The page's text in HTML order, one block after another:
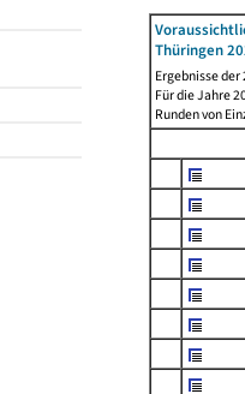
Thüringen
Ergebnisse
Für die Jahre
Runden von